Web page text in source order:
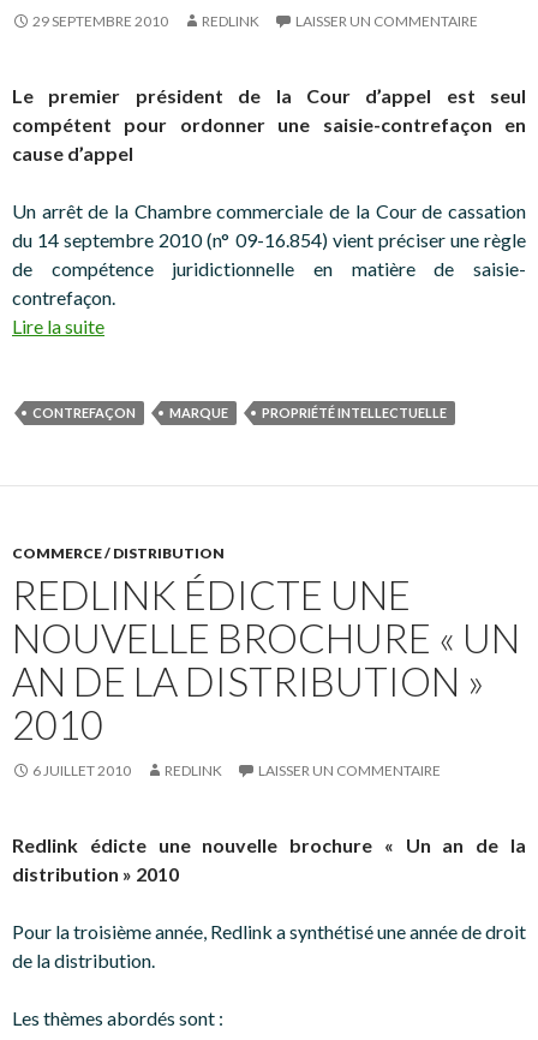
29 SEPTEMBRE 2010 REDLINK LAISSER UN COMMENTAIRE
Le premier président de la Cour d’appel est seul
compétent pour ordonner une saisie-contrefaçon en
cause d’appel
Un arrêt de la Chambre commerciale de la Cour de cassation
du 14 septembre 2010 (n° 09-16.854) vient préciser une règle
de compétence juridictionnelle en matière de saisie-
contrefaçon.
Lire la suite
CONTREFAÇON MARQUE PROPRIÉTÉ INTELLECTUELLE
COMMERCE / DISTRIBUTION
REDLINK ÉDICTE UNE
NOUVELLE BROCHURE « UN
AN DE LA DISTRIBUTION »
2010
6 JUILLET 2010 REDLINK LAISSER UN COMMENTAIRE
Redlink édicte une nouvelle brochure « Un an de la
distribution » 2010
Pour la troisième année, Redlink a synthétisé une année de droit
de la distribution.
Les thèmes abordés sont :